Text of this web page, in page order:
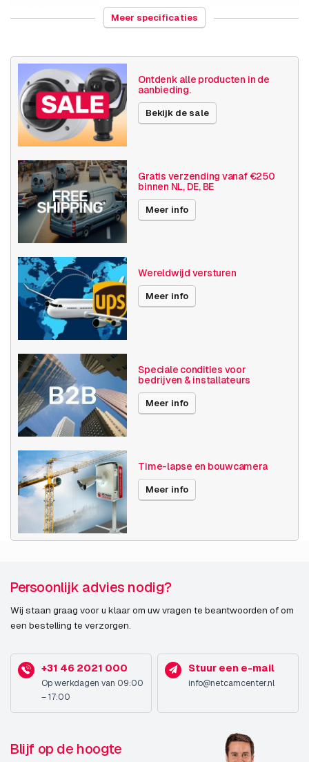
852589
Gewicht
Grootte (lxbxh) 345 x 380 x 135 millimeters
Camera
eigenschappen
Buiten camera
Basis functionaliteit Audio
Axis Series W serie
Publicatiedatum
Meer specificaties
Ontdenk alle producten in de
aanbieding.
Bekijk de sale
Gratis verzending vanaf €250
binnen NL, DE, BE
Meer info
Wereldwijd versturen
Meer info
Speciale condities voor
bedrijven & installateurs
Meer info
Time-lapse en bouwcamera
Meer info
Persoonlijk advies nodig?
Wij staan graag voor u klaar om uw vragen te beantwoorden of om
een bestelling te verzorgen.
+31 46 2021 000
Op werkdagen van 09:00
– 17:00
Stuur een e-mail
info@netcamcenter.nl
Blijf op de hoogte